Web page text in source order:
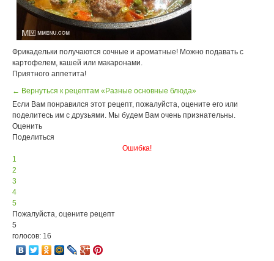
Фрикадельки получаются сочные и ароматные! Можно подавать с
картофелем, кашей или макаронами.
Приятного аппетита!
← Вернуться к рецептам «Разные основные блюда»
Если Вам понравился этот рецепт, пожалуйста, оцените его или
поделитесь им с друзьями. Мы будем Вам очень признательны.
Оценить
Поделиться
Ошибка!
1
2
3
4
5
Пожалуйста, оцените рецепт
5
голосов: 16